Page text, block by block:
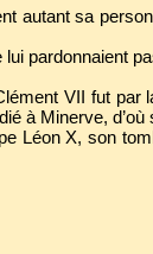
autant sa
pardonnaient
VII fut
à Minerve, d’où
Léon X, son